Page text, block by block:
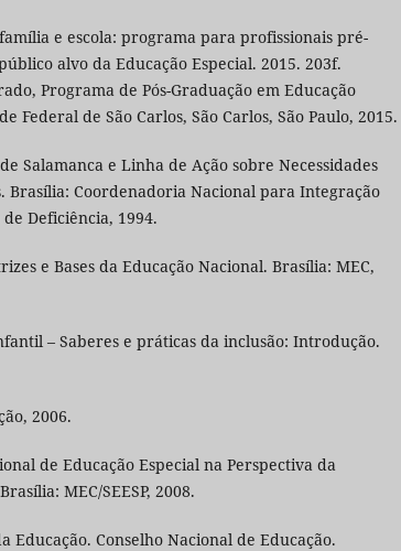
família e escola: programa para profissionais pré-
alvo da Educação Especial. 2015. 203f.
Programa de Pós-Graduação em Educação
Federal de São Carlos, São Carlos, São Paulo, 2015.
Salamanca e Linha de Ação sobre Necessidades
Brasília: Coordenadoria Nacional para Integração
Deficiência, 1994.
e Bases da Educação Nacional. Brasília: MEC,
– Saberes e práticas da inclusão: Introdução.
2006.
de Educação Especial na Perspectiva da
MEC/SEESP, 2008.
Educação. Conselho Nacional de Educação.